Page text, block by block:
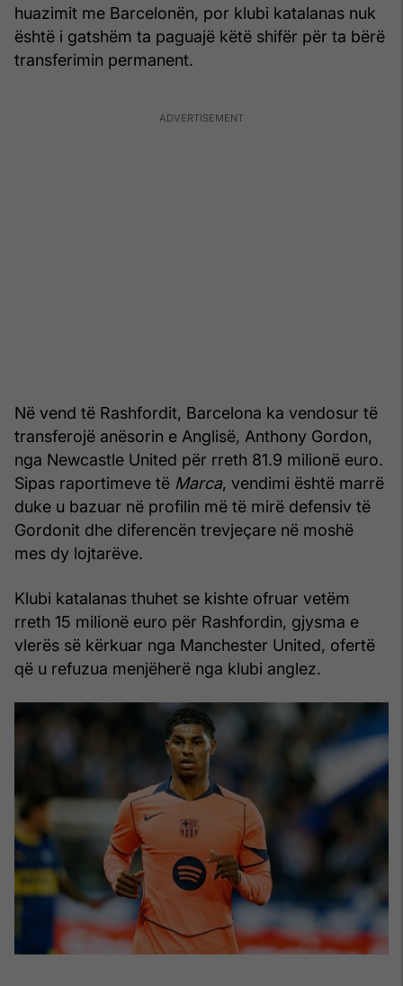
huazimit me Barcelonën, por klubi katalanas nuk
është i gatshëm ta paguajë këtë shifër për ta bërë
transferimin permanent.
Në vend të Rashfordit, Barcelona ka vendosur të
transferojë anësorin e Anglisë, Anthony Gordon,
nga Newcastle United për rreth 81.9 milionë euro.
Sipas raportimeve të Marca, vendimi është marrë
duke u bazuar në profilin më të mirë defensiv të
Gordonit dhe diferencën trevjeçare në moshë
mes dy lojtarëve.
Klubi katalanas thuhet se kishte ofruar vetëm
rreth 15 milionë euro për Rashfordin, gjysma e
vlerës së kërkuar nga Manchester United, ofertë
që u refuzua menjëherë nga klubi anglez.